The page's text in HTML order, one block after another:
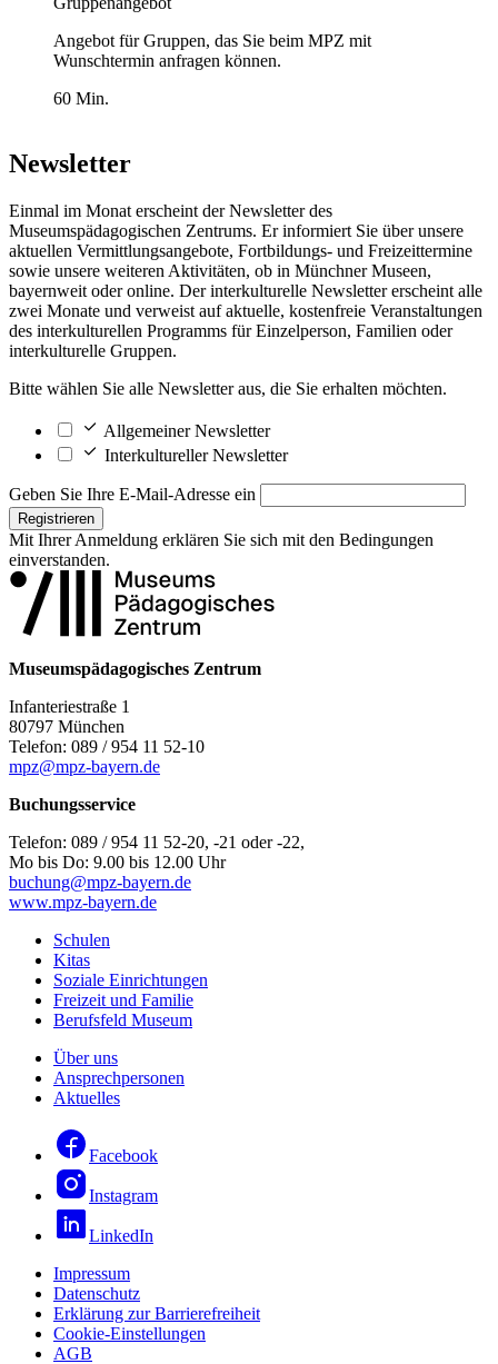
Angebot für Gruppen, das Sie beim MPZ mit
Wunschtermin anfragen können.
60 Min.
Newsletter
Einmal im Monat erscheint der Newsletter des
Museumspädagogischen Zentrums. Er informiert Sie über unsere
aktuellen Vermittlungsangebote, Fortbildungs- und Freizeittermine
sowie unsere weiteren Aktivitäten, ob in Münchner Museen,
bayernweit oder online. Der interkulturelle Newsletter erscheint alle
zwei Monate und verweist auf aktuelle, kostenfreie Veranstaltungen
des interkulturellen Programms für Einzelperson, Familien oder
interkulturelle Gruppen.
Bitte wählen Sie alle Newsletter aus, die Sie erhalten möchten.
Allgemeiner Newsletter
Interkultureller Newsletter
Geben Sie Ihre E-Mail-Adresse ein
Registrieren
Mit Ihrer Anmeldung erklären Sie sich mit den Bedingungen
einverstanden.
Museumspädagogisches Zentrum
Infanteriestraße 1
80797 München
Telefon: 089 / 954 11 52-10
mpz@mpz-bayern.de
Buchungsservice
Telefon: 089 / 954 11 52-20, -21 oder -22,
Mo bis Do: 9.00 bis 12.00 Uhr
buchung@mpz-bayern.de
www.mpz-bayern.de
Schulen
Kitas
Soziale Einrichtungen
Freizeit und Familie
Berufsfeld Museum
Über uns
Ansprechpersonen
Aktuelles
Facebook
Instagram
LinkedIn
Impressum
Datenschutz
Erklärung zur Barrierefreiheit
Cookie-Einstellungen
AGB